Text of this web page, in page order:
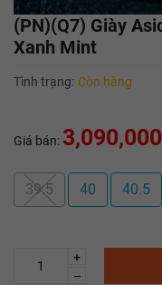
(PN)(Q7) Giày
Xanh Mint
Tình trạng: Còn hàng
Giá bán:
39.5 40 40.5
+
–